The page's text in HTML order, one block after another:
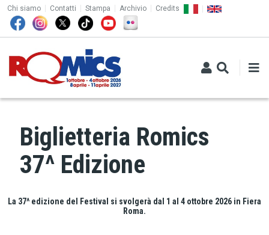
Salta al contenuto principale
TOP MENU
Chi siamo Contatti Stampa Archivio Credits
Biglietteria Romics
37^ Edizione
La 37^ edizione del Festival si svolgerà dal 1 al 4 ottobre 2026 in Fiera
Roma.